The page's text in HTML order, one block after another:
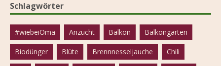
Schlagwörter
#wiebeiOma Anzucht Balkon Balkongarten
Biodünger Blüte Brennnesseljauche Chili